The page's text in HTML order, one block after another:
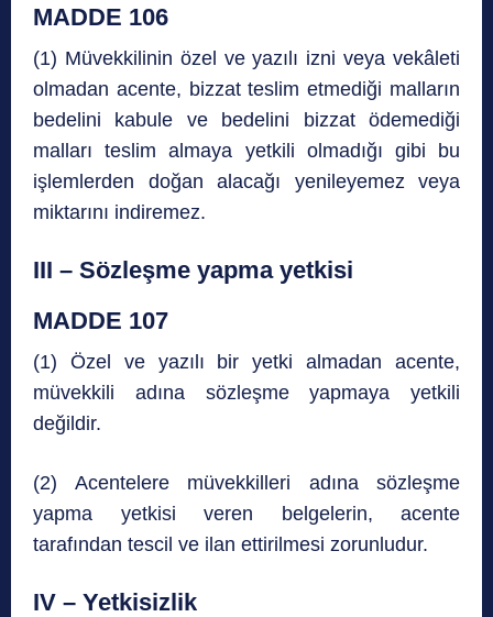
MADDE 106
(1) Müvekkilinin özel ve yazılı izni veya vekâleti
olmadan acente, bizzat teslim etmediği malların
bedelini kabule ve bedelini bizzat ödemediği
malları teslim almaya yetkili olmadığı gibi bu
işlemlerden doğan alacağı yenileyemez veya
miktarını indiremez.
III – Sözleşme yapma yetkisi
MADDE 107
(1) Özel ve yazılı bir yetki almadan acente,
müvekkili adına sözleşme yapmaya yetkili
değildir.
(2) Acentelere müvekkilleri adına sözleşme
yapma yetkisi veren belgelerin, acente
tarafından tescil ve ilan ettirilmesi zorunludur.
IV – Yetkisizlik